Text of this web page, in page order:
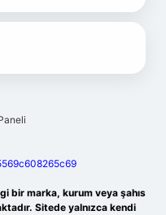
bir marka, kurum veya şahıs
Sitede yalnızca kendi